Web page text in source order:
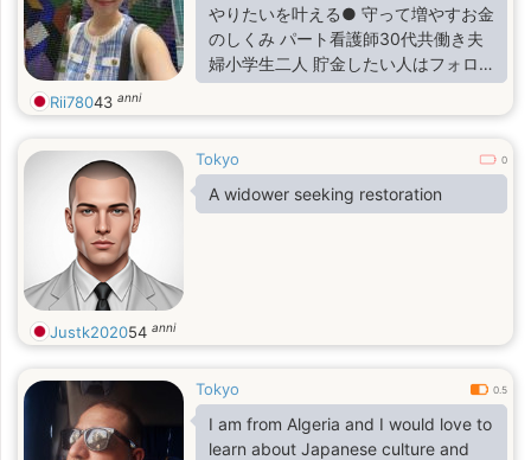
やりたいを叶える● 守って増やすお金
のしくみ パート看護師30代共働き夫
婦小学生二人 貯金したい人はフォロ
ーしてね。
Rii78043 anni
Tokyo 0
A widower seeking restoration
Justk202054 anni
Tokyo 0.5
I am from Algeria and I would love to
learn about Japanese culture and